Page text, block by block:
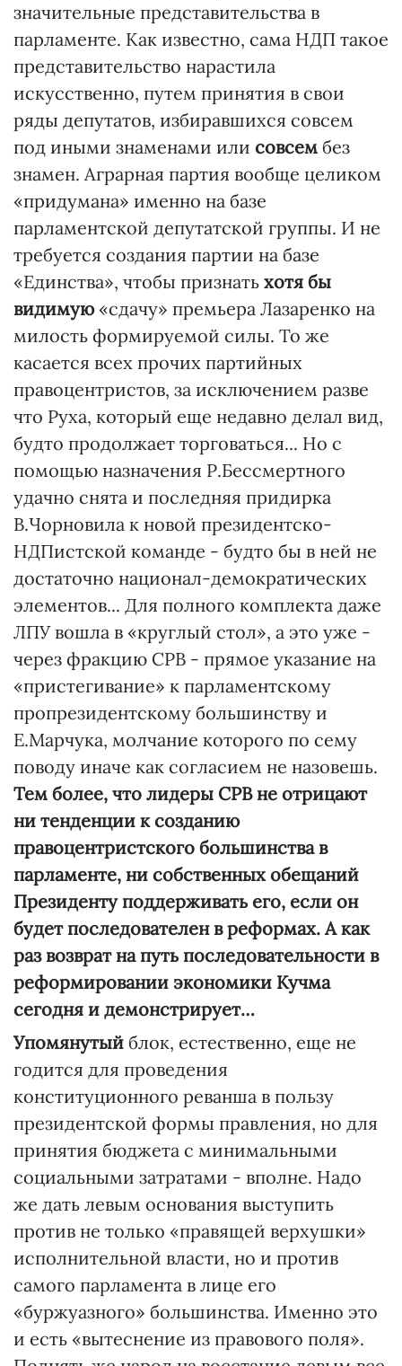
значительные представительства в
парламенте. Как известно, сама НДП такое
представительство нарастила
искусственно, путем принятия в свои
ряды депутатов, избиравшихся совсем
под иными знаменами или совсем без
знамен. Аграрная партия вообще целиком
«придумана» именно на базе
парламентской депутатской группы. И не
требуется создания партии на базе
«Единства», чтобы признать хотя бы
видимую«сдачу» премьера Лазаренко на
милость формируемой силы. То же
касается всех прочих партийных
правоцентристов, за исключением разве
что Руха, который еще недавно делал вид,
будто продолжает торговаться... Но с
помощью назначения Р.Бессмертного
удачно снята и последняя придирка
В.Чорновила к новой президентско-
НДПистской команде - будто бы в ней не
достаточно национал-демократических
элементов... Для полного комплекта даже
ЛПУ вошла в «круглый стол», а это уже -
через фракцию СРВ - прямое указание на
«пристегивание» к парламентскому
пропрезидентскому большинству и
Е.Марчука, молчание которого по сему
поводу иначе как согласием не назовешь.
Тем более, что лидеры СРВ не отрицают
ни тенденции к созданию
правоцентристского большинства в
парламенте, ни собственных обещаний
Президенту поддерживать его, если он
будет последователен в реформах. А как
раз возврат на путь последовательности в
реформировании экономики Кучма
сегодня и демонстрирует…
Упомянутый блок, естественно, еще не
годится для проведения
конституционного реванша в пользу
президентской формы правления, но для
принятия бюджета с минимальными
социальными затратами - вполне. Надо
же дать левым основания выступить
против не только «правящей верхушки»
исполнительной власти, но и против
самого парламента в лице его
«буржуазного» большинства. Именно это
и есть «вытеснение из правового поля».